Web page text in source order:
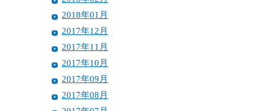
2018年01月
2017年12月
2017年11月
2017年10月
2017年09月
2017年08月